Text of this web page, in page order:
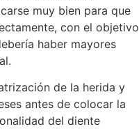
muy bien para que
con el objetivo
haber mayores
de la herida y
antes de colocar la
del diente